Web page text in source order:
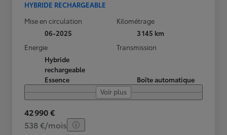
HYBRIDE RECHARGEABLE
Mise en circulation
06-2025
Kilométrage
3 145 km
Energie
Hybride
rechargeable
Essence
Transmission
Boîte automatique
Voir plus
42 990 €
538 €/mois